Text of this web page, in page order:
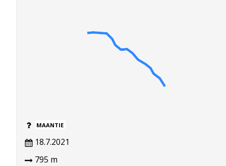
MAANTIE
18.7.2021
795 m